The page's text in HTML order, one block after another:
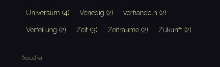
Universum (4) Venedig (2) verhandeln (2)
Verteilung (2) Zeit(3) Zeiträume(2) Zukunft(2)
Besucher